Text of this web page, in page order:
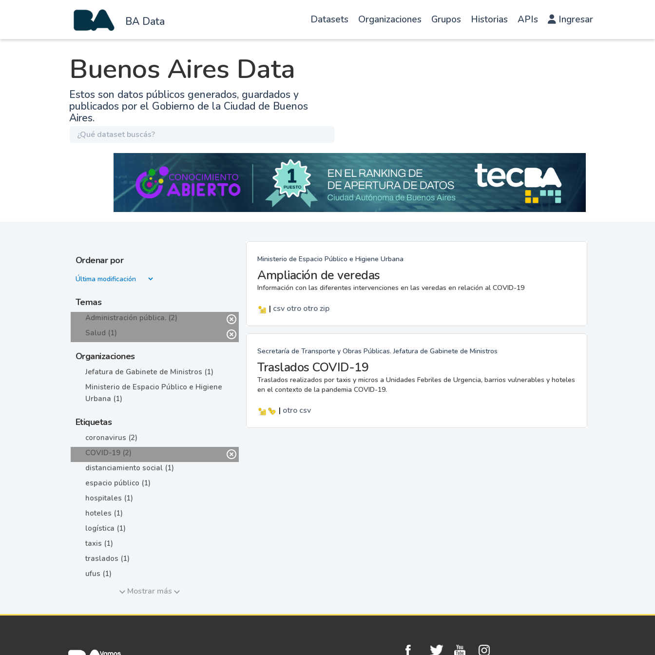
BA Data Datasets Organizaciones Grupos Historias APIs Ingresar
Buenos Aires Data
Estos son datos públicos generados, guardados y
publicados por el Gobierno de la Ciudad de Buenos
Aires.
Ordenar por
Temas
Administración pública. (2)
Salud (1)
Organizaciones
Jefatura de Gabinete de Ministros (1)
Ministerio de Espacio Público e Higiene
Urbana (1)
Etiquetas
coronavirus (2)
COVID-19 (2)
distanciamiento social (1)
espacio público (1)
hospitales (1)
hoteles (1)
logística (1)
taxis (1)
traslados (1)
ufus (1)
Mostrar más
Ministerio de Espacio Público e Higiene Urbana
Ampliación de veredas
Información con las diferentes intervenciones en las veredas en relación al COVID-19
| csv otro otrozip
Secretaría de Transporte y Obras Públicas. Jefatura de Gabinete de Ministros
Traslados COVID-19
Traslados realizados por taxis y micros a Unidades Febriles de Urgencia, barrios vulnerables y hoteles
en el contexto de la pandemia COVID-19.
| otro csv